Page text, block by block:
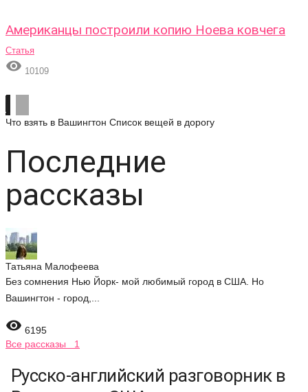
Американцы построили копию Ноева ковчега
Статья
 10109
Что взять в Вашингтон Список вещей в дорогу
Последние
рассказы
Татьяна Малофеева
Без сомнения Нью Йорк- мой любимый город в США. Но
Вашингтон - город,...
 6195
Все рассказы 1
Русско-английский разговорник в